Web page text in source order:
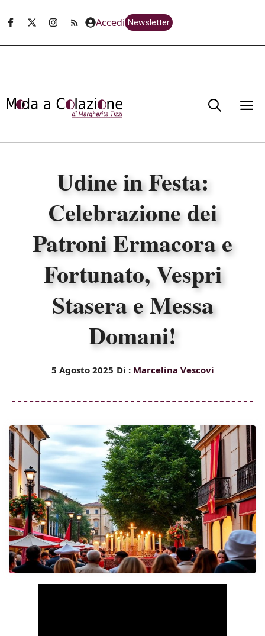
Accedi Newsletter
Udine in Festa:
Celebrazione dei
Patroni Ermacora e
Fortunato, Vespri
Stasera e Messa
Domani!
5 Agosto 2025 Di : Marcelina Vescovi